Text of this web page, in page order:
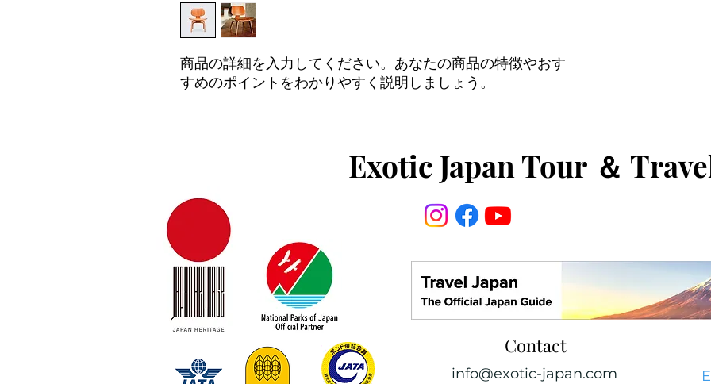
商品の詳細を入力してください。あなたの商品の特徴やおす
すめのポイントをわかりやすく説明しましょう。
Exotic Japan Tour ＆
Contact
info@exotic-japan.com